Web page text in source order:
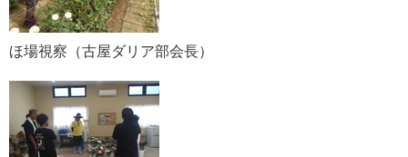
ほ場視察（古屋ダリア部会長）